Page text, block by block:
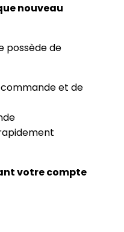
nouveau
possède de
et de
votre compte